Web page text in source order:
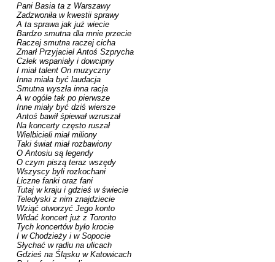
Pani Basia ta z Warszawy
Zadzwoniła w kwestii sprawy
A ta sprawa jak już wiecie
Bardzo smutna dla mnie przecie
Raczej smutna raczej cicha
Zmarł Przyjaciel Antoś Szprycha
Człek wspaniały i dowcipny
I miał talent On muzyczny
Inna miała być laudacja
Smutna wyszła inna racja
A w ogóle tak po pierwsze
Inne miały być dziś wiersze
Antoś bawił śpiewał wzruszał
Na koncerty często ruszał
Wielbicieli miał miliony
Taki świat miał rozbawiony
O Antosiu są legendy
O czym piszą teraz wszędy
Wszyscy byli rozkochani
Liczne fanki oraz fani
Tutaj w kraju i gdzieś w świecie
Teledyski z nim znajdziecie
Wziąć otworzyć Jego konto
Widać koncert już z Toronto
Tych koncertów było krocie
I w Chodzieży i w Sopocie
Słychać w radiu na ulicach
Gdzieś na Śląsku w Katowicach